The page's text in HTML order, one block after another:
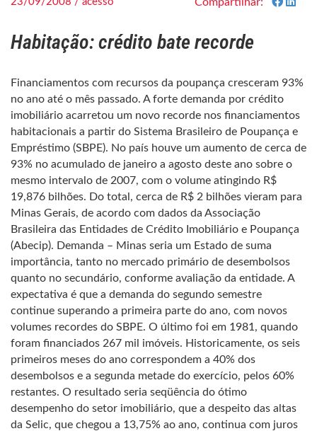
Habitação: crédito bate recorde
Financiamentos com recursos da poupança cresceram 93%
no ano até o mês passado. A forte demanda por crédito
imobiliário acarretou um novo recorde nos financiamentos
habitacionais a partir do Sistema Brasileiro de Poupança e
Empréstimo (SBPE). No país houve um aumento de cerca de
93% no acumulado de janeiro a agosto deste ano sobre o
mesmo intervalo de 2007, com o volume atingindo R$
19,876 bilhões. Do total, cerca de R$ 2 bilhões vieram para
Minas Gerais, de acordo com dados da Associação
Brasileira das Entidades de Crédito Imobiliário e Poupança
(Abecip). Demanda – Minas seria um Estado de suma
importância, tanto no mercado primário de desembolsos
quanto no secundário, conforme avaliação da entidade. A
expectativa é que a demanda do segundo semestre
continue superando a primeira parte do ano, com novos
volumes recordes do SBPE. O último foi em 1981, quando
foram financiados 267 mil imóveis. Historicamente, os seis
primeiros meses do ano correspondem a 40% dos
desembolsos e a segunda metade do exercício, pelos 60%
restantes. O resultado seria seqüência do ótimo
desempenho do setor imobiliário, que a despeito das altas
da Selic, que chegou a 13,75% ao ano, continua com juros